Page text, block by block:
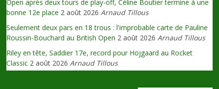
Open après deux tours de play-off, Céline Boutier termine à une
bonne 12e place 2 août 2026 Arnaud Tillous
Seulement deux pars en 18 trous : l'improbable carte de Pauline
Roussin-Bouchard au British Open 2 août 2026 Arnaud Tillous
Riley en tête, Saddier 17e, record pour Hojgaard au Rocket
Classic 2 août 2026 Arnaud Tillous